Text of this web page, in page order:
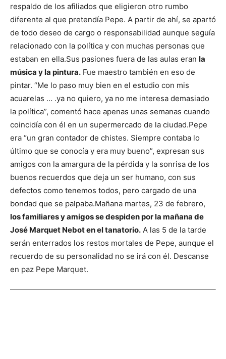
respaldo de los afiliados que eligieron otro rumbo
diferente al que pretendía Pepe. A partir de ahí, se apartó
de todo deseo de cargo o responsabilidad aunque seguía
relacionado con la política y con muchas personas que
estaban en ella.Sus pasiones fuera de las aulas eran la
música y la pintura. Fue maestro también en eso de
pintar. “Me lo paso muy bien en el estudio con mis
acuarelas … .ya no quiero, ya no me interesa demasiado
la política”, comentó hace apenas unas semanas cuando
coincidía con él en un supermercado de la ciudad.Pepe
era “un gran contador de chistes. Siempre contaba lo
último que se conocía y era muy bueno”, expresan sus
amigos con la amargura de la pérdida y la sonrisa de los
buenos recuerdos que deja un ser humano, con sus
defectos como tenemos todos, pero cargado de una
bondad que se palpaba.Mañana martes, 23 de febrero,
los familiares y amigos se despiden por la mañana de
José Marquet Nebot en el tanatorio. A las 5 de la tarde
serán enterrados los restos mortales de Pepe, aunque el
recuerdo de su personalidad no se irá con él. Descanse
en paz Pepe Marquet.